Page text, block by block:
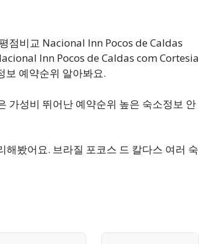
점비교 Nacional Inn Pocos de Caldas
Inn Pocos de Caldas com Cortesia
예약순위 알아봐요.
가성비 뛰어난 예약순위 높은 숙소정보 안
봤어요. 브라질 포코스 드 칼다스 여러 숙